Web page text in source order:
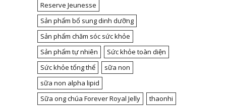
Reserve Jeunesse
Sản phẩm bổ sung dinh dưỡng
Sản phẩm chăm sóc sức khỏe
Sản phẩm tự nhiên
Sức khỏe toàn diện
Sức khỏe tổng thể
sữa non
sữa non alpha lipid
Sữa ong chúa Forever Royal Jelly
thaonhi